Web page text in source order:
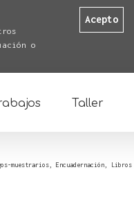
o
Acepto
Taller
muestrarios Encuadernación Libros